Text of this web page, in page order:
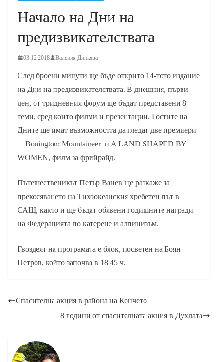
Начало на Дни на
предизвикателствата
03.12.2018 Валерия Динкова
След броени минути ще бъде открито 14-тото издание
на Дни на предизвикателствата. В днешния, първи
ден, от тридневния форум ще бъдат представени 8
теми, сред които филми и презентации. Гостите на
Дните ще имат възможността да гледат две премиери
– Bonington: Mountaineer и A LAND SHAPED BY
WOMEN, филм за фрийрайд.
Пътешественикът Петър Ванев ще разкаже за
прекосяването на Тихоокеанския хребетен път в
САЩ, както и ще бъдат обявени годишните награди
на Федерацията по катерене и алпинизъм.
Гвоздеят на програмата е блок, посветен на Боян
Петров, който започва в 18:45 ч.
Спасителна акция в района на Кончето
8 години от спасителната акция в Духлата